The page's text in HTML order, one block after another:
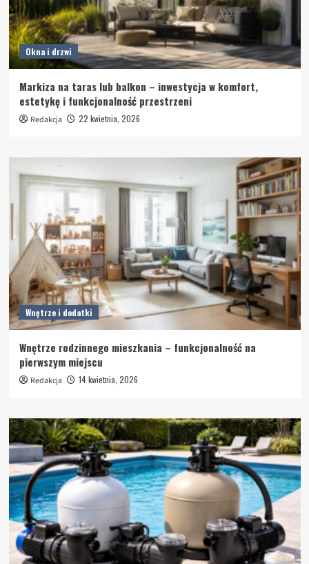
Okna i drzwi
Markiza na taras lub balkon – inwestycja w komfort,
estetykę i funkcjonalność przestrzeni
Redakcja 22 kwietnia, 2026
Wnętrze i dodatki
Wnętrze rodzinnego mieszkania – funkcjonalność na
pierwszym miejscu
Redakcja 14 kwietnia, 2026